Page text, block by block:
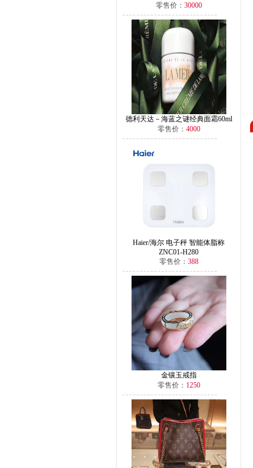
零售价： 30000
德利天达－海蓝之谜经典面霜60ml
零售价： 4000
Haier/海尔 电子秤 智能体脂称
ZNC01-H280
零售价： 388
金镶玉戒指
零售价： 1250